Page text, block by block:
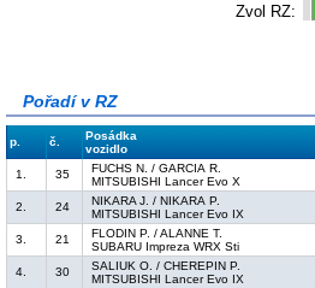
Zvol RZ:
Pořadí v RZ
p. č.
Posádka
vozidlo
1.
35
FUCHS N. / GARCIA R.
MITSUBISHI Lancer Evo X
2.
24
NIKARA J. / NIKARA P.
MITSUBISHI Lancer Evo IX
3.
21
FLODIN P. / ALANNE T.
SUBARU Impreza WRX Sti
4.
30
SALIUK O. / CHEREPIN P.
MITSUBISHI Lancer Evo IX